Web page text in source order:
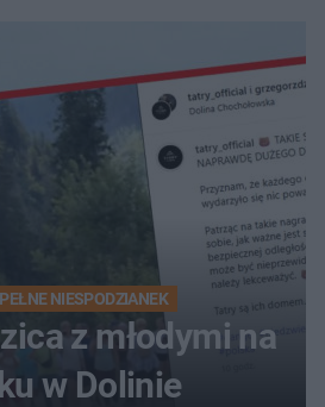
NIESPODZIANEK
z młodymi na
w Dolinie